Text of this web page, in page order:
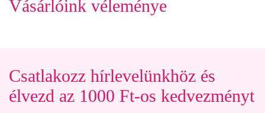
Vásárlóink véleménye
Csatlakozz hírlevelünkhöz és
élvezd az 1000 Ft-os kedvezményt